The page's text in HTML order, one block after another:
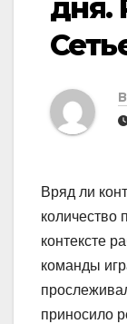
дня.
Вряд ли
количество
контексте
команды
приносило